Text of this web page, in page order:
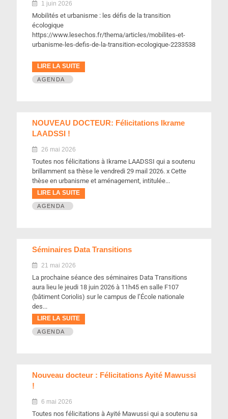
1 juin 2026
Mobilités et urbanisme : les défis de la transition
écologique
https://www.lesechos.fr/thema/articles/mobilites-et-
urbanisme-les-defis-de-la-transition-ecologique-2233538
LIRE LA SUITE
AGENDA
NOUVEAU DOCTEUR: Félicitations Ikrame
LAADSSI !
26 mai 2026
Toutes nos félicitations à Ikrame LAADSSI qui a soutenu
brillamment sa thèse le vendredi 29 mail 2026. x Cette
thèse en urbanisme et aménagement, intitulée...
LIRE LA SUITE
AGENDA
Séminaires Data Transitions
21 mai 2026
La prochaine séance des séminaires Data Transitions
aura lieu le jeudi 18 juin 2026 à 11h45 en salle F107
(bâtiment Coriolis) sur le campus de l’École nationale
des...
LIRE LA SUITE
AGENDA
Nouveau docteur : Félicitations Ayité Mawussi
!
6 mai 2026
Toutes nos félicitations à Ayité Mawussi qui a soutenu sa